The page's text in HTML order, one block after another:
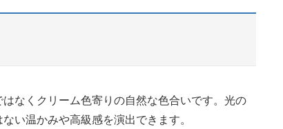
なくクリーム色寄りの自然な色合いです。光の
い温かみや高級感を演出できます。